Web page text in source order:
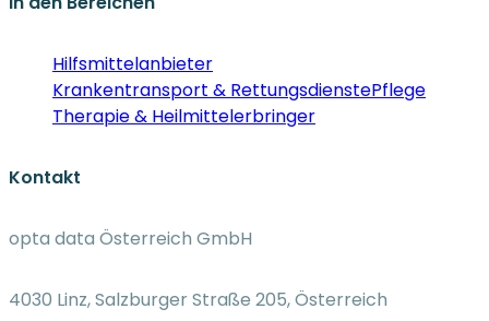
Hilfsmittelanbieter
Krankentransport & RettungsdienstePflege
Therapie & Heilmittelerbringer
Kontakt
opta data Österreich GmbH
4030 Linz, Salzburger Straße 205, Österreich